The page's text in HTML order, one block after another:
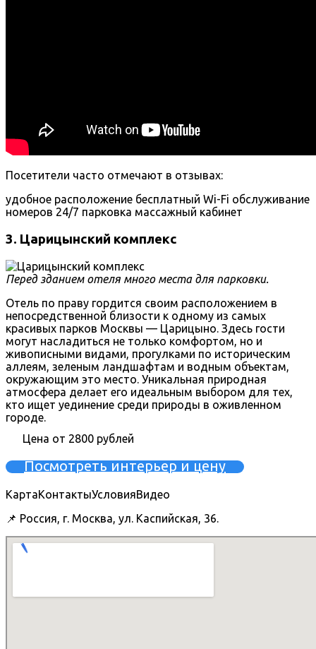
Посетители часто отмечают в отзывах:
удобное расположение бесплатный Wi-Fi обслуживание
номеров 24/7 парковка массажный кабинет
3. Царицынский комплекс
Перед зданием отеля много места для парковки.
Отель по праву гордится своим расположением в
непосредственной близости к одному из самых
красивых парков Москвы — Царицыно. Здесь гости
могут насладиться не только комфортом, но и
живописными видами, прогулками по историческим
аллеям, зеленым ландшафтам и водным объектам,
окружающим это место. Уникальная природная
атмосфера делает его идеальным выбором для тех,
кто ищет уединение среди природы в оживленном
городе.
Цена от 2800 рублей
Посмотреть интерьер и цену
КартаКонтактыУсловияВидео
📌 Россия, г. Москва, ул. Каспийская, 36.